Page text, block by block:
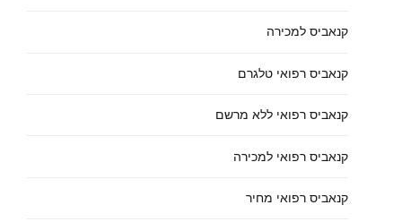
קנאביס למכירה
קנאביס רפואי טלגרם
קנאביס רפואי ללא מרשם
קנאביס רפואי למכירה
קנאביס רפואי מחיר